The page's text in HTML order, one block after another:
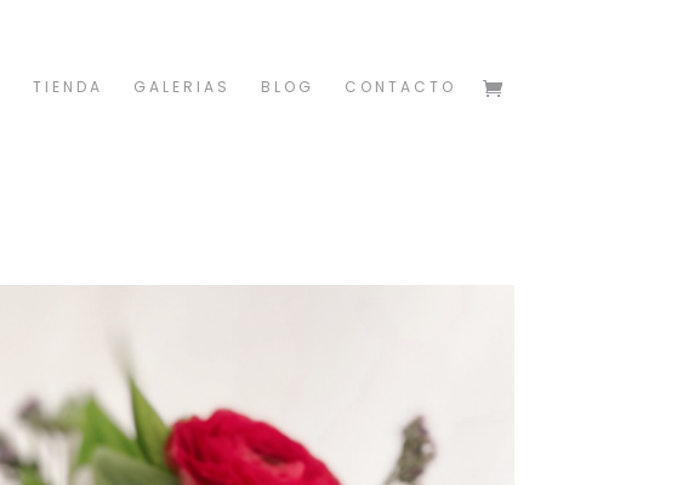
TIENDA GALERIAS BLOG CONTACTO